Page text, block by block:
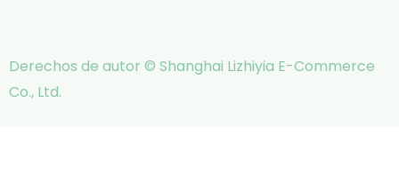
Derechos de autor © Shanghai Lizhiyia E-Commerce
Co., Ltd.